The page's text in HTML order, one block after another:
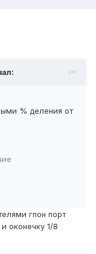
% деления от
гпон порт
оконечку 1/8